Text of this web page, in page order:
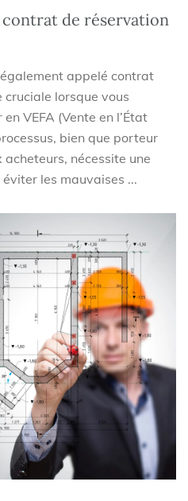
de réservation
appelé contrat
lorsque vous
VEFA (Vente en l’État
bien que porteur
acheteurs, nécessite une
les mauvaises ...